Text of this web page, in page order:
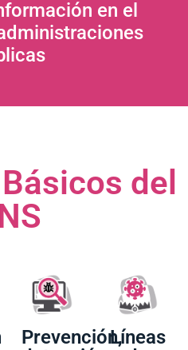
en el
del
Prevención,Líneas